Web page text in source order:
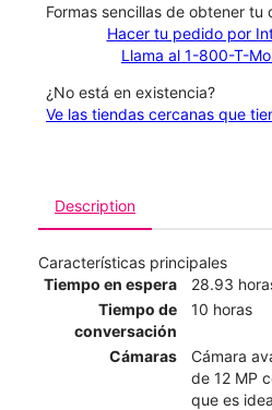
​​​​​​​Formas sencillas de obtener tu
Hacer tu pedido por
Llama al 1-800-T-
¿No está en existencia?
Ve las tiendas cercanas que
Description
Características principales
Tiempo en espera
28.93
Tiempo de
conversación
10 horas
Cámaras
Cámara
de 12 MP
que es